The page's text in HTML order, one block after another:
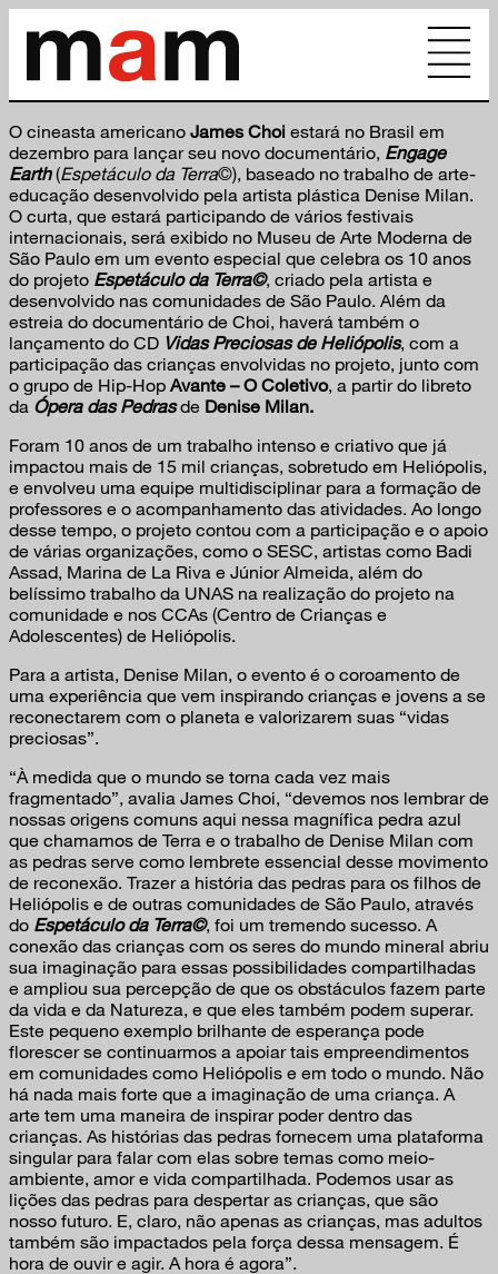
O cineasta americano James Choi estará no Brasil em
dezembro para lançar seu novo documentário, Engage
Earth(Espetáculo da Terra©), baseado no trabalho de arte-
educação desenvolvido pela artista plástica Denise Milan.
O curta, que estará participando de vários festivais
internacionais, será exibido no Museu de Arte Moderna de
São Paulo em um evento especial que celebra os 10 anos
do projeto Espetáculo da Terra©, criado pela artista e
desenvolvido nas comunidades de São Paulo. Além da
estreia do documentário de Choi, haverá também o
lançamento do CD Vidas Preciosas de Heliópolis, com a
participação das crianças envolvidas no projeto, junto com
o grupo de Hip-Hop Avante – O Coletivo, a partir do libreto
da Ópera das Pedrasde Denise Milan.
Foram 10 anos de um trabalho intenso e criativo que já
impactou mais de 15 mil crianças, sobretudo em Heliópolis,
e envolveu uma equipe multidisciplinar para a formação de
professores e o acompanhamento das atividades. Ao longo
desse tempo, o projeto contou com a participação e o apoio
de várias organizações, como o SESC, artistas como Badi
Assad, Marina de La Riva e Júnior Almeida, além do
belíssimo trabalho da UNAS na realização do projeto na
comunidade e nos CCAs (Centro de Crianças e
Adolescentes) de Heliópolis.
Para a artista, Denise Milan, o evento é o coroamento de
uma experiência que vem inspirando crianças e jovens a se
reconectarem com o planeta e valorizarem suas “vidas
preciosas”.
“À medida que o mundo se torna cada vez mais
fragmentado”, avalia James Choi, “devemos nos lembrar de
nossas origens comuns aqui nessa magnífica pedra azul
que chamamos de Terra e o trabalho de Denise Milan com
as pedras serve como lembrete essencial desse movimento
de reconexão. Trazer a história das pedras para os filhos de
Heliópolis e de outras comunidades de São Paulo, através
do Espetáculo da Terra©, foi um tremendo sucesso. A
conexão das crianças com os seres do mundo mineral abriu
sua imaginação para essas possibilidades compartilhadas
e ampliou sua percepção de que os obstáculos fazem parte
da vida e da Natureza, e que eles também podem superar.
Este pequeno exemplo brilhante de esperança pode
florescer se continuarmos a apoiar tais empreendimentos
em comunidades como Heliópolis e em todo o mundo. Não
há nada mais forte que a imaginação de uma criança. A
arte tem uma maneira de inspirar poder dentro das
crianças. As histórias das pedras fornecem uma plataforma
singular para falar com elas sobre temas como meio-
ambiente, amor e vida compartilhada. Podemos usar as
lições das pedras para despertar as crianças, que são
nosso futuro. E, claro, não apenas as crianças, mas adultos
também são impactados pela força dessa mensagem. É
hora de ouvir e agir. A hora é agora”.